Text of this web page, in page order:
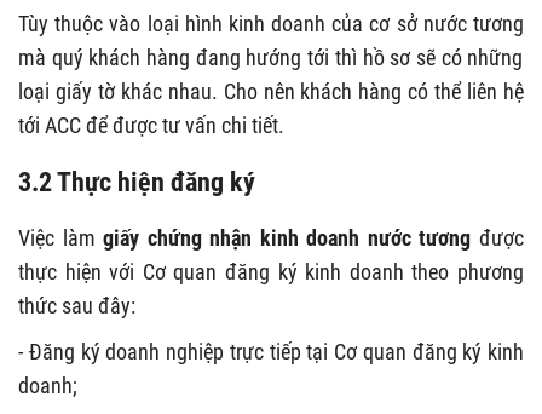
Tùy thuộc vào loại hình kinh doanh của cơ sở nước tương
mà quý khách hàng đang hướng tới thì hồ sơ sẽ có những
loại giấy tờ khác nhau. Cho nên khách hàng có thể liên hệ
tới ACC để được tư vấn chi tiết.
3.2 Thực hiện đăng ký
Việc làmgiấy chứng nhận kinh doanh nước tươngđược
thực hiện với Cơ quan đăng ký kinh doanh theo phương
thức sau đây:
- Đăng ký doanh nghiệp trực tiếp tại Cơ quan đăng ký kinh
doanh;